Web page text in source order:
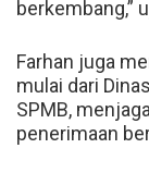
berkembang,”
Farhan juga
mulai dari
SPMB,
penerimaan